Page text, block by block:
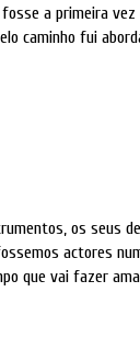
a primeira
caminho fui
os seus
actores
que vai fazer